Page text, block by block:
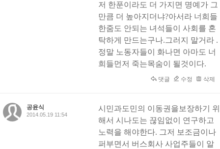
저 한푼이라도 더 가지면 명예가 그
만큼 더 높아지더냐?아서라 너희들
한줌도 안되는 녀석들이 사회를 혼
탁하게 만드는구나.그러지 말거라 .
정말 노동자들이 화나면 아마도 너
희들먼저 죽는목숨이 될것이다.
댓글
수정 삭제
공윤식
2014.05.19 11:54
시민과도민의 이동권을보장하기 위
해서 시나도는 끊임없이 연구하고
노력을 해야한다. 그저 보조금이나
퍼부면서 버스회사 사업주들이 알